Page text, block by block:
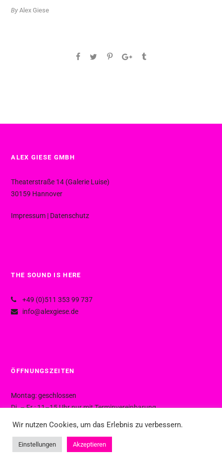
ByAlex Giese
ALEX GIESE GMBH
Theaterstraße 14 (Galerie Luise)
30159 Hannover
Impressum | Datenschutz
THE SOUND IS HERE
+49 (0)511 353 99 737
info@alexgiese.de
ÖFFNUNGSZEITEN
Montag: geschlossen
Di. – Fr.: 11–15 Uhr nur mit Terminvereinbarung
Wir nutzen Cookies, um das Erlebnis zu verbessern.
Einstellungen Akzeptieren